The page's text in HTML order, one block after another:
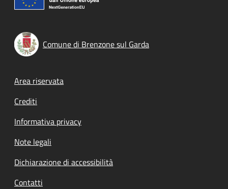
Comune di Brenzone sul Garda
Footer menu
Area riservata
Crediti
Informativa privacy
Note legali
Dichiarazione di accessibilità
Contatti